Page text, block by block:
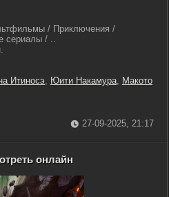
/ Приключения /
сериалы / ..
Итиносэ, Юити Накамура, Макото
27-09-2025, 21:17
онлайн